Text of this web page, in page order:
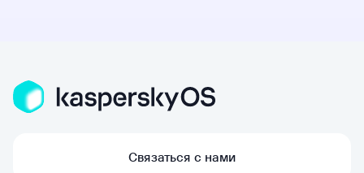
Связаться с нами